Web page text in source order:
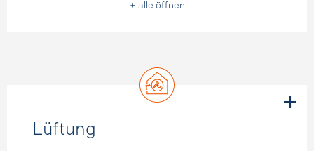
+ alle öffnen
Lüftung